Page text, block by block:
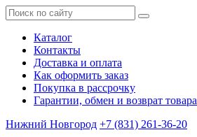
Каталог
Контакты
Доставка и оплата
Как оформить заказ
Покупка в рассрочку
Гарантии, обмен и возврат товара
Нижний Новгород +7 (831) 261-36-20